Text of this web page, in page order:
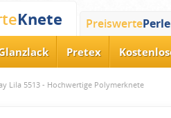
Knete Preiswerte
Pretex
Lila 5513 - Hochwertige Polymerknete